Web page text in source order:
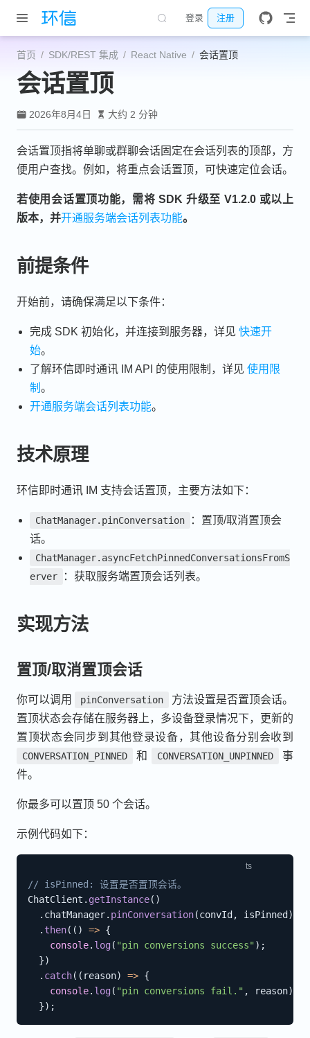
跳至主要內容
登录 注册
首页 SDK/REST 集成 React Native 会话置顶
会话置顶
2026年8月4日 大约 2 分钟
会话置顶指将单聊或群聊会话固定在会话列表的顶部，方
便用户查找。例如，将重点会话置顶，可快速定位会话。
若使用会话置顶功能，需将 SDK 升级至 V1.2.0 或以上
版本，并开通服务端会话列表功能。
前提条件
开始前，请确保满足以下条件：
完成 SDK 初始化，并连接到服务器，详见快速开
始。
了解环信即时通讯 IM API 的使用限制，详见使用限
制。
开通服务端会话列表功能。
技术原理
环信即时通讯 IM 支持会话置顶，主要方法如下：
ChatManager.pinConversation
：置顶/取消置顶会
话。
ChatManager.asyncFetchPinnedConversationsFromS
erver
：获取服务端置顶会话列表。
实现方法
置顶/取消置顶会话
你可以调用 pinConversation
方法设置是否置顶会话。
置顶状态会存储在服务器上，多设备登录情况下，更新的
置顶状态会同步到其他登录设备，其他设备分别会收到
CONVERSATION_PINNED 和 CONVERSATION_UNPINNED
事
件。
你最多可以置顶 50 个会话。
示例代码如下：
// isPinned: 设置是否置顶会话。
ChatClient . getInstance( )
. chatManager. pinConversation(convId , isPinned )
. then( ( ) => {
console. log( "pin conversions success" ) ;
})
. catch( ( reason) => {
console. log( "pin conversions fail." , reason)
}) ;